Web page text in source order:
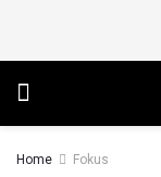
Home Fokus